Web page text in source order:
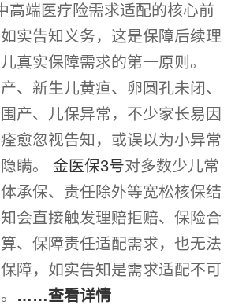
高端医疗险需求适配的核心前
实告知义务，这是保障后续理
真实保障需求的第一原则。
、新生儿黄疸、卵圆孔未闭、
产、儿保异常，不少家长易因
愈忽视告知，或误以为小异常
隐瞒。金医保3号对多数少儿常
承保、责任除外等宽松核保结
会直接触发理赔拒赔、保险合
、保障责任适配需求，也无法
障，如实告知是需求适配不可
……查看详情